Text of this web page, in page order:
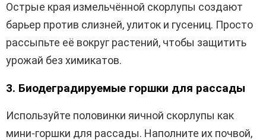
Острые края измельчённой скорлупы создают
барьер против слизней, улиток и гусениц. Просто
рассыпьте её вокруг растений, чтобы защитить
урожай без химикатов.
3. Биодеградируемые горшки для рассады
Используйте половинки яичной скорлупы как
мини-горшки для рассады. Наполните их почвой,